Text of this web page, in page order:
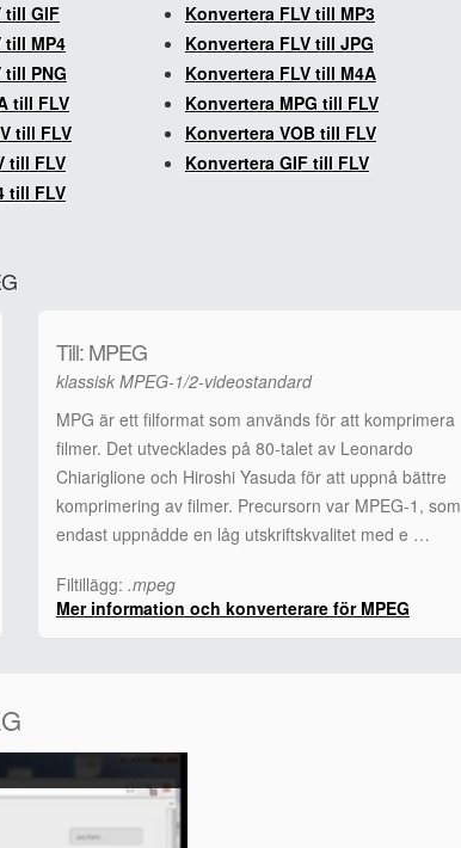
till GIF
Konvertera FLV till MP3
till MP4
Konvertera FLV till JPG
till PNG
Konvertera FLV till M4A
till FLV
Konvertera MPG till FLV
till FLV
Konvertera VOB till FLV
till FLV
Konvertera GIF till FLV
till FLV
Till: MPEG
klassisk MPEG-1/2-videostandard
MPG är ett filformat som används för att komprimera
filmer. Det utvecklades på 80-talet av Leonardo
Chiariglione och Hiroshi Yasuda för att uppnå bättre
komprimering av filmer. Precursorn var MPEG-1, som
endast uppnådde en låg utskriftskvalitet med e …
Filtillägg: .mpeg
Mer information och konverterare för MPEG